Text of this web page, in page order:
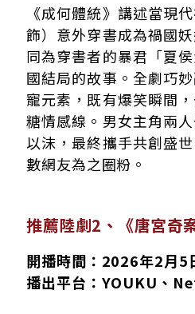
《成何體統》講述當現
飾）意外穿書成為禍國
同為穿書者的暴君「夏
國結局的故事。全劇巧
寵元素，既有爆笑瞬間
糖情感線。男女主角兩
以沫，最終攜手共創盛
數網友為之圈粉。
推薦陸劇2、《唐宮奇
開播時間：2026年2月5
播出平台：YOUKU、